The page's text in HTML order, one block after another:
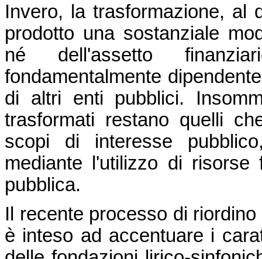
Invero, la trasformazione, al
prodotto una sostanziale
né dell'assetto
fondamentalmente
di altri enti pubblici.
trasformati restano quelli
scopi di interesse
mediante l'utilizzo di risorse
pubblica.
Il recente processo di
è inteso ad accentuare i